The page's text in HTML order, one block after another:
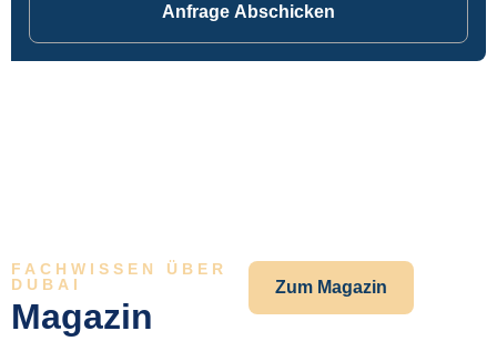
Anfrage Abschicken
FACHWISSEN ÜBER
DUBAI
Magazin
Zum Magazin